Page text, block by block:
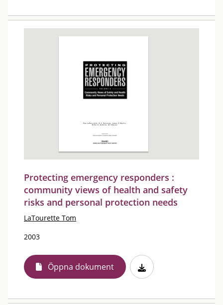
Protecting emergency responders :
community views of health and safety
risks and personal protection needs
LaTourette Tom
2003
Öppna dokument